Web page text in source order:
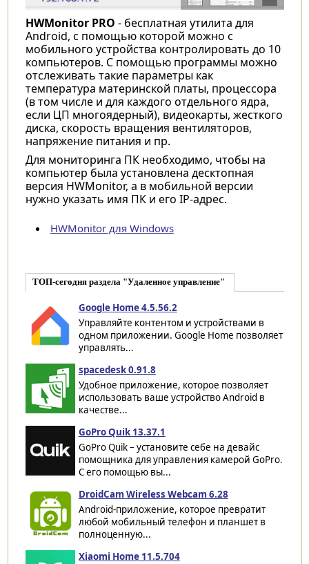
HWMonitor PRO - бесплатная утилита для
Android, с помощью которой можно с
мобильного устройства контролировать до 10
компьютеров. С помощью программы можно
отслеживать такие параметры как
температура материнской платы, процессора
(в том числе и для каждого отдельного ядра,
если ЦП многоядерный), видеокарты, жесткого
диска, скорость вращения вентиляторов,
напряжение питания и пр.
Для мониторинга ПК необходимо, чтобы на
компьютер была установлена десктопная
версия HWMonitor, а в мобильной версии
нужно указать имя ПК и его IP-адрес.
HWMonitor для Windows
ТОП-сегодня раздела "Удаленное управление"
Google Home 4.5.56.2
Управляйте контентом и устройствами в
одном приложении. Google Home позволяет
управлять...
spacedesk 0.91.8
Удобное приложение, которое позволяет
использовать ваше устройство Android в
качестве...
GoPro Quik 13.37.1
GoPro Quik – установите себе на девайс
помощника для управления камерой GoPro.
С его помощью вы...
DroidCam Wireless Webcam 6.28
Android-приложение, которое превратит
любой мобильный телефон и планшет в
полноценную...
Xiaomi Home 11.5.704